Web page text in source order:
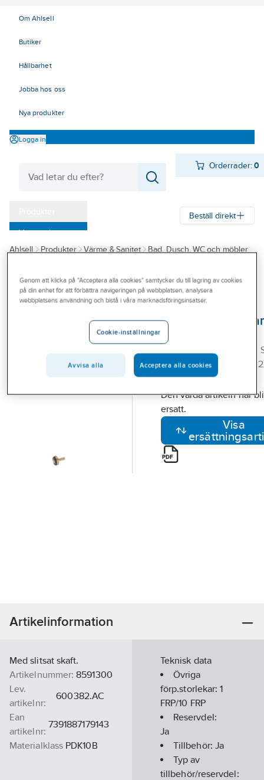
Om Ahlsell
Butiker
Hållbarhet
Jobba hos oss
Nya produkter
Logga in
Orderrader:0
Varumärken
Kampanjer
Branscher
Beställ direkt
Ahlsell Produkter Värme & Sanitet
Bad, Dusch, WC och möbler
Ventilkäglor och packningar
Ventilkägla Mora
Ventilkägla,
VENTILKÄG15(10PAC) M
SKAFT F M20X1,5 O
Artikelnummer:
Den valda artikeln har
ersatt.
Visa
Artikelinformation
Med slitsat skaft.
Artikelnummer: 8591300
Lev.
artikelnr:
600382.AC
Ean
artikelnr:
7391887179143
Materialklass PDK10B
Teknisk data
Övriga
förp.storlekar:1
FRP/10 FRP
Reservdel:
Ja
Tillbehör: Ja
Typ av
tillbehör/reservdel:
Genom att klicka på "Acceptera alla cookies" samtycker du till lagring av cookies
på din enhet för att förbättra navigeringen på webbplatsen, analysera
webbplatsens användning och bistå i våra marknadsföringsinsatser.
Cookie-inställningar
Avvisa alla Acceptera alla cookies